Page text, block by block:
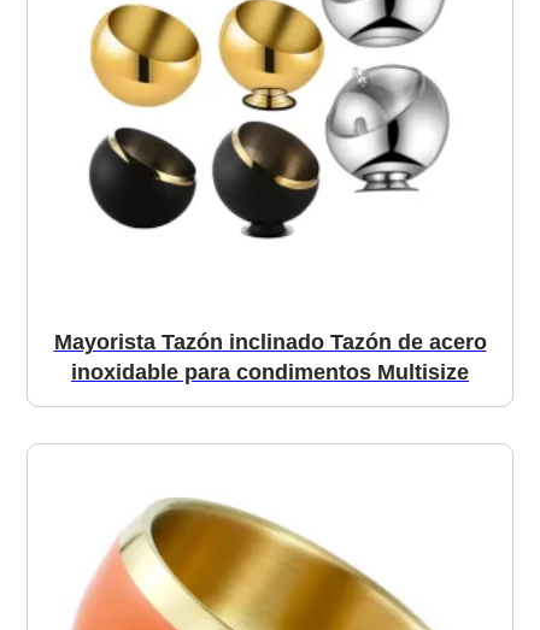
Mayorista Tazón inclinado Tazón de acero
inoxidable para condimentos Multisize